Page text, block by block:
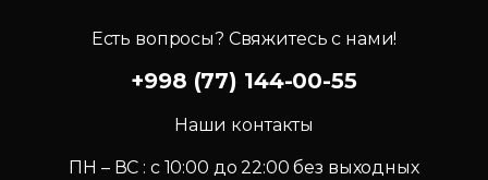
Есть вопросы? Свяжитесь с нами!
+998 (77) 144-00-55
Наши контакты
ПН – ВС : c 10:00 до 22:00 без выходных